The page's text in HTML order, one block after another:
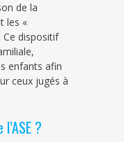
de la
les «
dispositif
enfants afin
ceux jugés à
?